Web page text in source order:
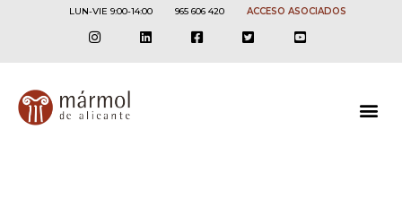
LUN-VIE 9:00-14:00 965 606 420 ACCESO ASOCIADOS